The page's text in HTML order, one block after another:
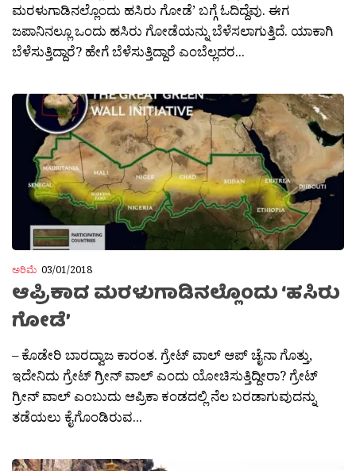
ಮರಳುಗಾಡಿನಲ್ಲೊಂದು ಹಸಿರು ಗೋಡೆ’ ಬಗ್ಗೆ ಓದಿದ್ದೆವು. ಈಗ
ಜಪಾನಿನಲ್ಲೂ ಒಂದು ಹಸಿರು ಗೋಡೆಯನ್ನು ಬೆಳೆಸಲಾಗುತ್ತಿದೆ. ಯಾಕಾಗಿ
ಬೆಳೆಸುತ್ತಿದ್ದಾರೆ? ಹೇಗೆ ಬೆಳೆಸುತ್ತಿದ್ದಾರೆ ಎಂಬೆಲ್ಲದರ...
ಅರಿಮೆ 03/01/2018
ಆಪ್ರಿಕಾದ ಮರಳುಗಾಡಿನಲ್ಲೊಂದು ‘ಹಸಿರು
ಗೋಡೆ’
– ಕೊಡೇರಿ ಬಾರದ್ವಾಜ ಕಾರಂತ. ಗ್ರೇಟ್ ವಾಲ್ ಆಪ್ ಚೈನಾ ಗೊತ್ತು,
ಇದೇನಿದು ಗ್ರೇಟ್ ಗ್ರೀನ್ ವಾಲ್ ಎಂದು ಯೋಚಿಸುತ್ತಿದ್ದೀರಾ? ಗ್ರೇಟ್
ಗ್ರೀನ್ ವಾಲ್ ಎಂಬುದು ಆಪ್ರಿಕಾ ಕಂಡದಲ್ಲಿ ನೆಲ ಬರಡಾಗುವುದನ್ನು
ತಡೆಯಲು ಕೈಗೊಂಡಿರುವ...